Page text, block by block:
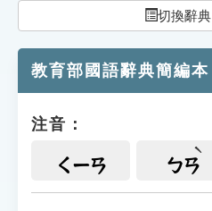
索引選單
單字索引
遊戲專區
切換辭典
教育部國語辭典簡編本
注音：
ㄑㄧㄢ ㄅㄢ